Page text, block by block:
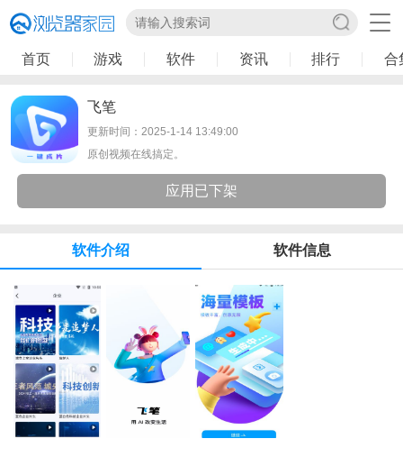
首页 游戏 软件 资讯 排行 合
飞笔
更新时间：2025-1-14 13:49:00
原创视频在线搞定。
应用已下架
软件介绍 软件信息